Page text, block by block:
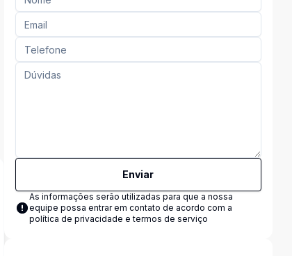
Enviar
As informações serão utilizadas para que a nossa
equipe possa entrar em contato de acordo com a
política de privacidade e termos de serviço